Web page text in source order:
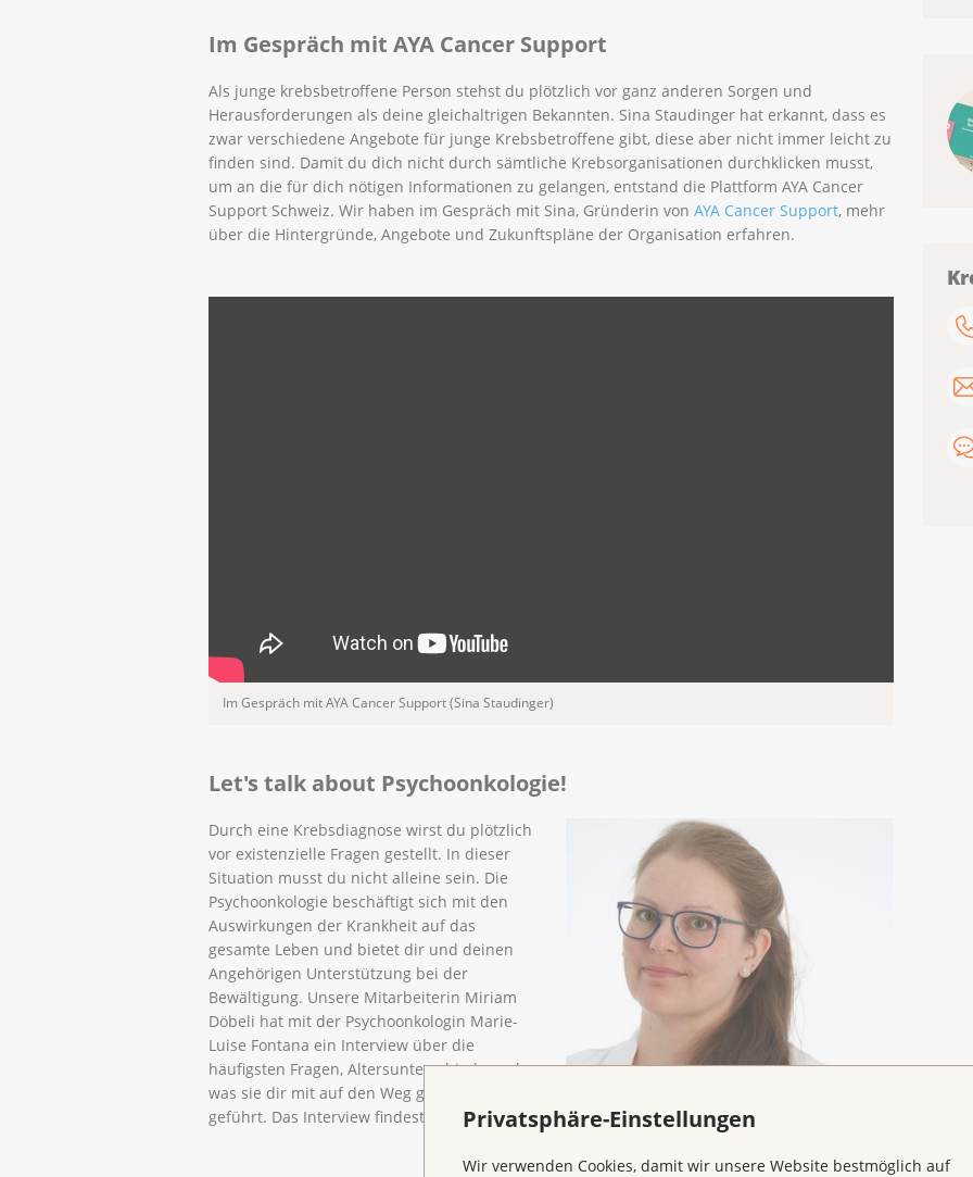
Privatsphäre-Einstellungen
Wir verwenden Cookies, damit wir unsere Website bestmöglich auf
Im Gespräch mit AYA Cancer Support
Als junge krebsbetroffene Person stehst du plötzlich vor ganz anderen Sorgen und
Herausforderungen als deine gleichaltrigen Bekannten. Sina Staudinger hat erkannt, dass es
zwar verschiedene Angebote für junge Krebsbetroffene gibt, diese aber nicht immer leicht zu
finden sind. Damit du dich nicht durch sämtliche Krebsorganisationen durchklicken musst,
um an die für dich nötigen Informationen zu gelangen, entstand die Plattform AYA Cancer
Support Schweiz. Wir haben im Gespräch mit Sina, Gründerin von AYA Cancer Support, mehr
über die Hintergründe, Angebote und Zukunftspläne der Organisation erfahren.
Im Gespräch mit AYA Cancer Support (Sina Staudinger)
Let's talk about Psychoonkologie!
Psychotherapeutin SGPO
Durch eine Krebsdiagnose wirst du plötzlich
vor existenzielle Fragen gestellt. In dieser
Situation musst du nicht alleine sein. Die
Psychoonkologie beschäftigt sich mit den
Auswirkungen der Krankheit auf das
gesamte Leben und bietet dir und deinen
Angehörigen Unterstützung bei der
Bewältigung. Unsere Mitarbeiterin Miriam
Döbeli hat mit der Psychoonkologin Marie-
Luise Fontana ein Interview über die
häufigsten Fragen, Altersunterschiede und
was sie dir mit auf den Weg geben will,
geführt. Das Interview findest du hier.